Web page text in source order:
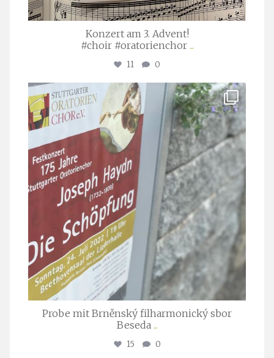
Konzert am 3. Advent!
#choir #oratorienchor ...
11 0
stuttgarter_oratorienchor
Juli 23
Probe mit Brněnský filharmonický sbor
Beseda ...
15 0